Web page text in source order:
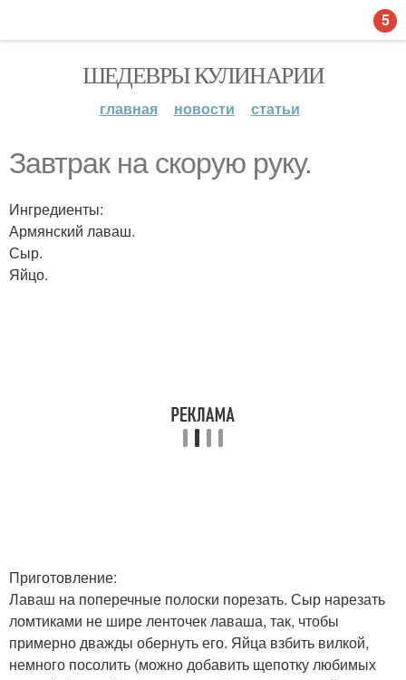
ШЕДЕВРЫ КУЛИНАРИИ
главная новости статьи
Завтрак на скорую руку.
Ингредиенты:
Армянский лаваш.
Сыр.
Яйцо.
Приготовление:
Лаваш на поперечные полоски порезать. Сыр нарезать
ломтиками не шире ленточек лаваша, так, чтобы
примерно дважды обернуть его. Яйца взбить вилкой,
немного посолить (можно добавить щепотку любимых
5